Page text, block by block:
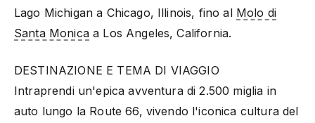
Lago Michigan a Chicago, Illinois, fino al Molo di
Santa Monicaa Los Angeles, California.
DESTINAZIONE E TEMA DI VIAGGIO
Intraprendi un'epica avventura di 2.500 miglia in
auto lungo la Route 66, vivendo l'iconica cultura del